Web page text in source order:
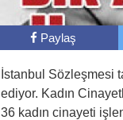
Paylaş
İstanbul Sözleşmesi
ediyor. Kadın
36 kadın cinayeti